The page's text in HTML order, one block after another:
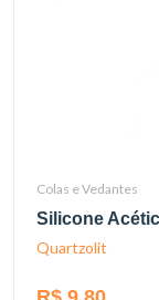
Colas e Vedantes
Silicone
Quartzolit